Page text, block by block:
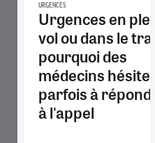
URGENCES
Urgences en
vol ou dans le
pourquoi des
médecins
parfois à
à l'appel